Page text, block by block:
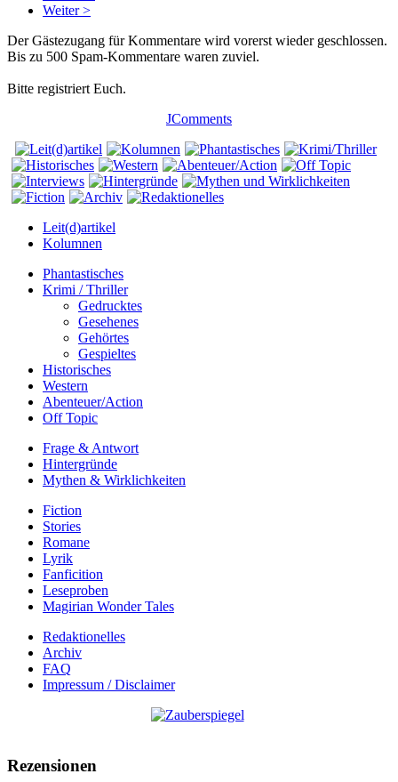
Weiter >
Der Gästezugang für Kommentare wird vorerst wieder geschlossen.
Bis zu 500 Spam-Kommentare waren zuviel.
Bitte registriert Euch.
JComments
Leit(d)artikel
Kolumnen
Phantastisches
Krimi / Thriller
Gedrucktes
Gesehenes
Gehörtes
Gespieltes
Historisches
Western
Abenteuer/Action
Off Topic
Frage & Antwort
Hintergründe
Mythen & Wirklichkeiten
Fiction
Stories
Romane
Lyrik
Fanficition
Leseproben
Magirian Wonder Tales
Redaktionelles
Archiv
FAQ
Impressum / Disclaimer
Rezensionen